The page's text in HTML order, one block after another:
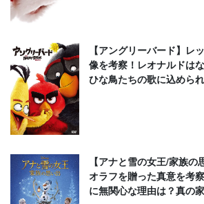
【アングリーバード】レ
像を考察！レオナルドは
ひな鳥たちの歌に込めら
【アナと雪の女王/家族
オラフを贈った真意を考
に無関心な理由は？真の